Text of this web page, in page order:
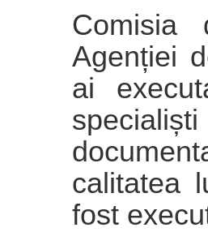
Comisia
Agenției
ai
calitatea
fost